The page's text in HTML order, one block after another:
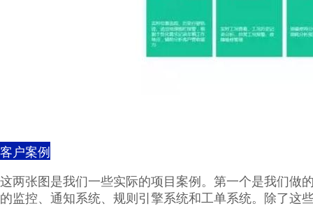
客户案例
这两张图是我们一些实际的项目案例。第一个是我们做
的监控、通知系统、规则引擎系统和工单系统。除了这